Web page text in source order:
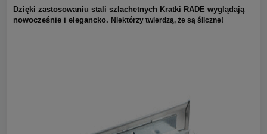
Dzięki zastosowaniu stali szlachetnych Kratki RADE wyglądają
nowocześnie i elegancko. Niektórzy twierdzą, że są śliczne!